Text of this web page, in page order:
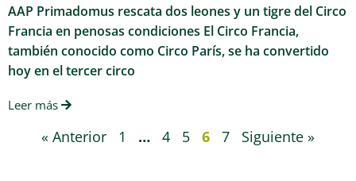
AAP Primadomus rescata dos leones y un tigre del Circo
Francia en penosas condiciones El Circo Francia,
también conocido como Circo París, se ha convertido
hoy en el tercer circo
Leer más
« Anterior 1 … 4 5 6 7 Siguiente »